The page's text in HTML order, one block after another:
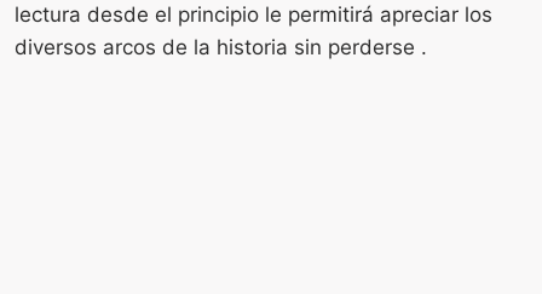
lectura desde el principio le permitirá apreciar los
diversos arcos de la historia sin perderse .